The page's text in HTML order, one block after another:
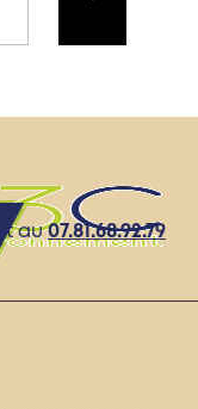
au07.81.68.92.79